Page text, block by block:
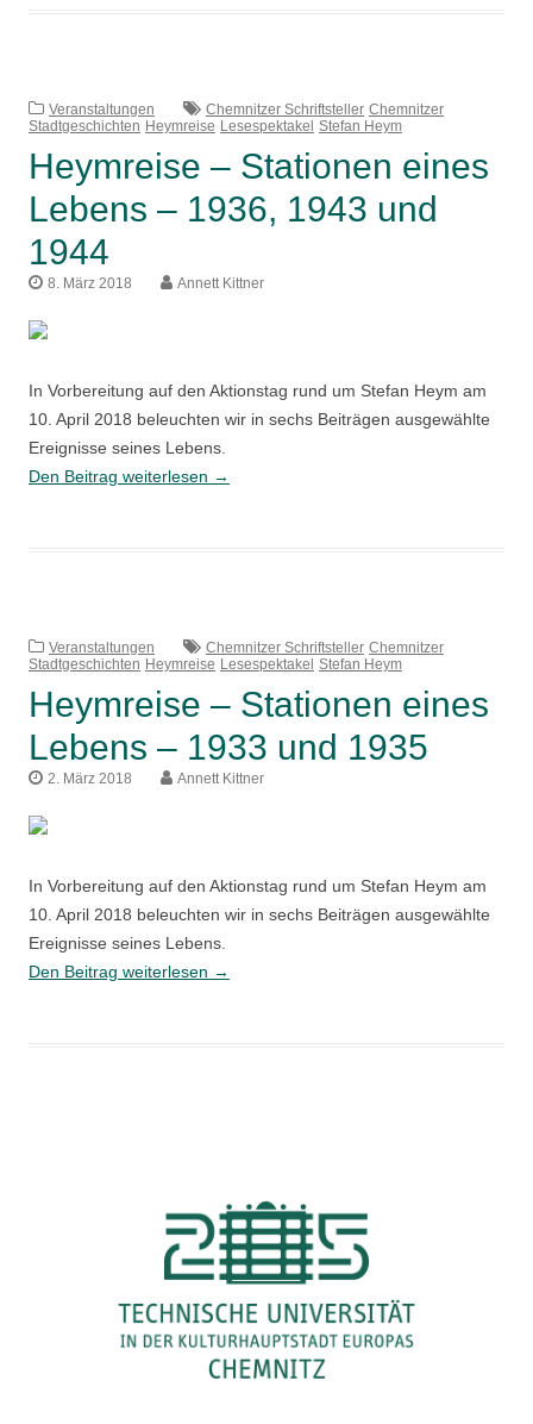
1944
und
1945
Veranstaltungen Chemnitzer Schriftsteller Chemnitzer
Stadtgeschichten Heymreise Lesespektakel Stefan Heym
Heymreise – Stationen eines
Lebens – 1936, 1943 und
1944
8. März 2018 Annett Kittner
In Vorbereitung auf den Aktionstag rund um Stefan Heym am
10. April 2018 beleuchten wir in sechs Beiträgen ausgewählte
Ereignisse seines Lebens.
Den Beitrag weiterlesen Heymreise
1936,
1943
und
1944
→
Veranstaltungen Chemnitzer Schriftsteller Chemnitzer
Stadtgeschichten Heymreise Lesespektakel Stefan Heym
Heymreise – Stationen eines
Lebens – 1933 und 1935
2. März 2018 Annett Kittner
In Vorbereitung auf den Aktionstag rund um Stefan Heym am
10. April 2018 beleuchten wir in sechs Beiträgen ausgewählte
Ereignisse seines Lebens.
Den Beitrag weiterlesen Heymreise
1935
→